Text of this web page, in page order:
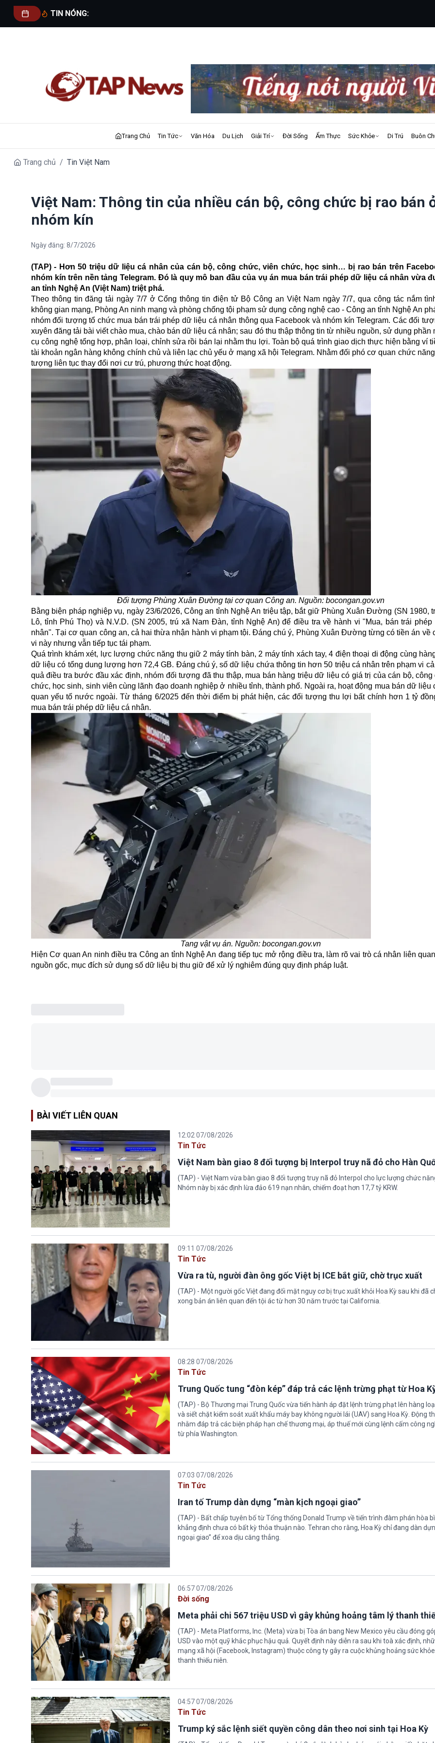
TIN NÓNG:
Trang Chủ Tin Tức Văn Hóa Du Lịch Giải Trí Đời Sống Ẩm Thực Sức Khỏe Di Trú Buôn
Trang chủ / Tin Việt Nam
Việt Nam: Thông tin của nhiều cán bộ, công chức bị rao bán
nhóm kín
Ngày đăng: 8/7/2026
(TAP) - Hơn 50 triệu dữ liệu cá nhân của cán bộ, công chức, viên chức, học sinh… bị rao bán trên
nhóm kín trên nền tảng Telegram. Đó là quy mô ban đầu của vụ án mua bán trái phép dữ liệu cá nhân vừa
an tỉnh Nghệ An (Việt Nam) triệt phá.
Theo thông tin đăng tải ngày 7/7 ở Cổng thông tin điện tử Bộ Công an Việt Nam ngày 7/7, qua công tác nắm
không gian mạng, Phòng An ninh mạng và phòng chống tội phạm sử dụng công nghệ cao - Công an tỉnh Nghệ An
nhóm đối tượng tổ chức mua bán trái phép dữ liệu cá nhân thông qua Facebook và nhóm kín Telegram. Các đối
xuyên đăng tải bài viết chào mua, chào bán dữ liệu cá nhân; sau đó thu thập thông tin từ nhiều nguồn, sử dụng phần
cụ công nghệ tổng hợp, phân loại, chỉnh sửa rồi bán lại nhằm thu lợi. Toàn bộ quá trình giao dịch thực hiện bằng ví
tài khoản ngân hàng không chính chủ và liên lạc chủ yếu ở mạng xã hội Telegram. Nhằm đối phó cơ quan chức
tượng liên tục thay đổi nơi cư trú, phương thức hoạt động.
Đối tượng Phùng Xuân Đường tại cơ quan Công an. Nguồn: bocongan.gov.vn
Bằng biện pháp nghiệp vụ, ngày 23/6/2026, Công an tỉnh Nghệ An triệu tập, bắt giữ Phùng Xuân Đường (SN 1980,
Lô, tỉnh Phú Thọ) và N.V.D. (SN 2005, trú xã Nam Đàn, tỉnh Nghệ An) để điều tra về hành vi "Mua, bán trái
nhân". Tại cơ quan công an, cả hai thừa nhận hành vi phạm tội. Đáng chú ý, Phùng Xuân Đường từng có tiền án về
vi này nhưng vẫn tiếp tục tái phạm.
Quá trình khám xét, lực lượng chức năng thu giữ 2 máy tính bàn, 2 máy tính xách tay, 4 điện thoại di động cùng
dữ liệu có tổng dung lượng hơn 72,4 GB. Đáng chú ý, số dữ liệu chứa thông tin hơn 50 triệu cá nhân trên phạm vi
quả điều tra bước đầu xác định, nhóm đối tượng đã thu thập, mua bán hàng triệudữ liệu có giá trị của cán bộ,
chức, học sinh, sinh viên cùng lãnh đạo doanh nghiệp ở nhiều tỉnh, thành phố. Ngoài ra, hoạt động mua bán dữ liệu
quan yếu tố nước ngoài. Từ tháng 6/2025 đến thời điểm bị phát hiện, các đối tượng thu lợi bất chính hơn 1 tỷ
mua bán trái phép dữ liệu cá nhân.
Tang vật vụ án. Nguồn: bocongan.gov.vn
Hiện Cơ quan An ninh điều tra Công an tỉnh Nghệ An đang tiếp tục mở rộng điều tra, làm rõ vai trò cá nhân liên
nguồn gốc, mục đích sử dụng số dữ liệu bị thu giữ để xử lý nghiêm đúng quy định pháp luật.
BÀI VIẾT LIÊN QUAN
12:02 07/08/2026
Tin Tức
Việt Nam bàn giao 8 đối tượng bị Interpol truy nã đỏ cho Hàn
(TAP) - Việt Nam vừa bàn giao 8 đối tượng truy nã đỏ Interpol cho lực lượng chức
Nhóm này bị xác định lừa đảo 619 nạn nhân, chiếm đoạt hơn 17,7 tỷ KRW.
09:11 07/08/2026
Tin Tức
Vừa ra tù, người đàn ông gốc Việt bị ICE bắt giữ, chờ trục xuất
(TAP) - Một người gốc Việt đang đối mặt nguy cơ bị trục xuất khỏi Hoa Kỳ sau khi đã
xong bản án liên quan đến tội ác từ hơn 30 năm trước tại California.
08:28 07/08/2026
Tin Tức
Trung Quốc tung “đòn kép” đáp trả các lệnh trừng phạt từ Hoa
(TAP) - Bộ Thương mại Trung Quốc vừa tiến hành áp đặt lệnh trừng phạt lên hàng
và siết chặt kiểm soát xuất khẩu máy bay không người lái (UAV) sang Hoa Kỳ. Động
nhằm đáp trả các biện pháp hạn chế thương mại, áp thuế mới cùng lệnh cấm công
từ phía Washington.
07:03 07/08/2026
Tin Tức
Iran tố Trump dàn dựng “màn kịch ngoại giao”
(TAP) - Bất chấp tuyên bố từ Tổng thống Donald Trump về tiến trình đàm phán hòa
khẳng định chưa có bất kỳ thỏa thuận nào. Tehran cho rằng, Hoa Kỳ chỉ đang dàn
ngoại giao” để xoa dịu căng thẳng.
06:57 07/08/2026
Đời sống
Meta phải chi 567 triệu USD vì gây khủng hoảng tâm lý thanh
(TAP) - Meta Platforms, Inc. (Meta) vừa bị Tòa án bang New Mexico yêu cầu đóng
USD vào một quỹ khắc phục hậu quả. Quyết định này diễn ra sau khi toà xác định,
mạng xã hội (Facebook, Instagram) thuộc công ty gây ra cuộc khủng hoảng sức
thanh thiếu niên.
04:57 07/08/2026
Tin Tức
Trump ký sắc lệnh siết quyền công dân theo nơi sinh tại Hoa Kỳ